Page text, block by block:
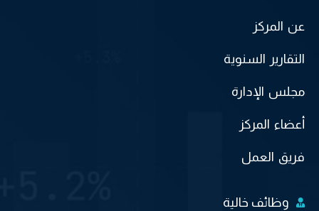
عن المركز
التقارير السنوية
مجلس الإدارة
أعضاء المركز
فريق العمل
وظائف خالية